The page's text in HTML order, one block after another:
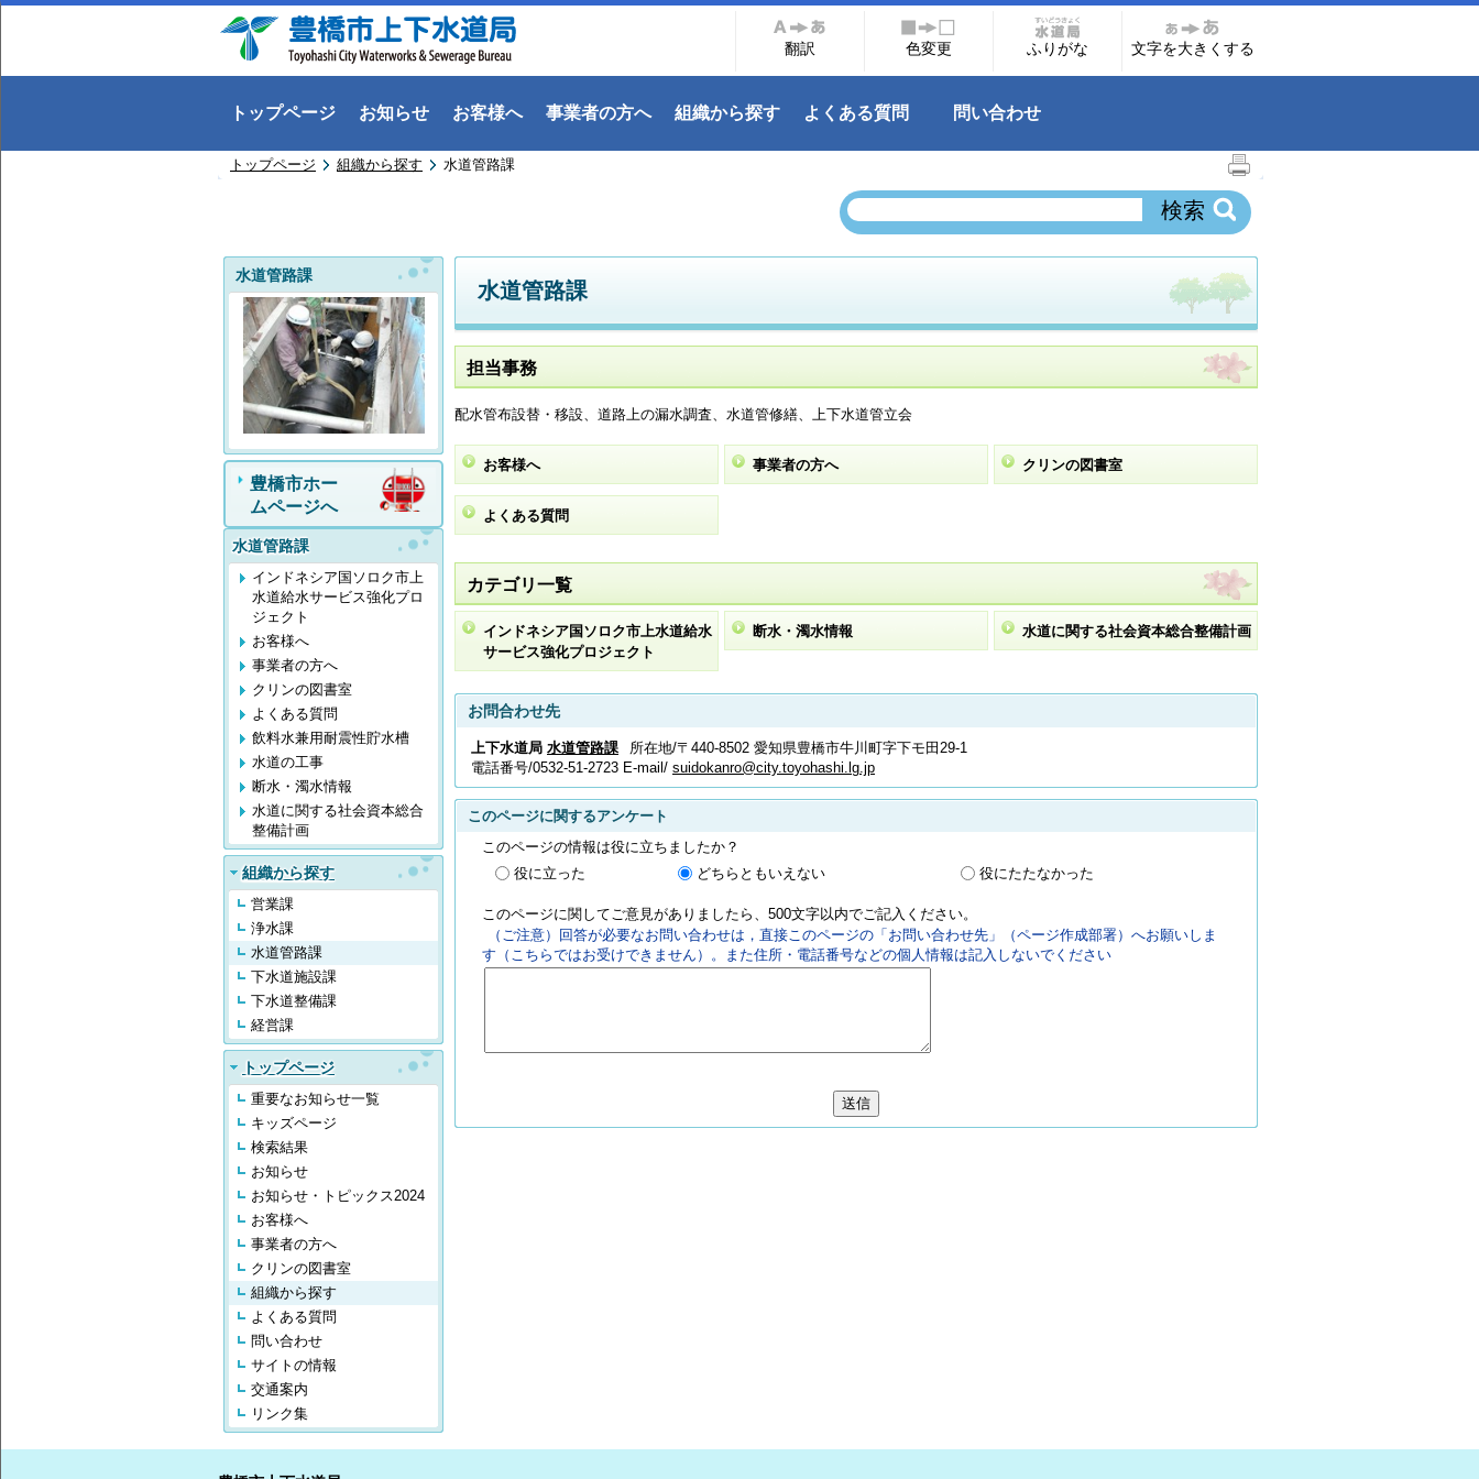
翻訳 色変更 ふりがな 文字を大きくする
トップページ お知らせ お客様へ 事業者の方へ 組織から探す よくある質問 問い合わせ
トップページ 組織から探す 水道管路課
水道管路課
豊橋市ホー
ムページへ
水道管路課
インドネシア国ソロク市上
水道給水サービス強化プロ
ジェクト
お客様へ
事業者の方へ
クリンの図書室
よくある質問
飲料水兼用耐震性貯水槽
水道の工事
断水・濁水情報
水道に関する社会資本総合
整備計画
組織から探す
営業課
浄水課
水道管路課
下水道施設課
下水道整備課
経営課
トップページ
重要なお知らせ一覧
キッズページ
検索結果
お知らせ
お知らせ・トピックス2024
お客様へ
事業者の方へ
クリンの図書室
組織から探す
よくある質問
問い合わせ
サイトの情報
交通案内
リンク集
水道管路課
担当事務
配水管布設替・移設、道路上の漏水調査、水道管修繕、上下水道管立会
お客様へ 事業者の方へ クリンの図書室
よくある質問
カテゴリ一覧
インドネシア国ソロク市上水道給水
サービス強化プロジェクト
断水・濁水情報 水道に関する社会資本総合整備計画
お問合わせ先
上下水道局 水道管路課
所在地/〒440-8502 愛知県豊橋市牛川町字下モ田29-1
電話番号/0532-51-2723 E-mail/ suidokanro@city.toyohashi.lg.jp
このページに関するアンケート
このページの情報は役に立ちましたか？
役に立った
どちらともいえない 役にたたなかった
このページに関してご意見がありましたら、500文字以内でご記入ください。
（ご注意）回答が必要なお問い合わせは，直接このページの「お問い合わせ先」（ページ作成部署）へお願いしま
す（こちらではお受けできません）。また住所・電話番号などの個人情報は記入しないでください